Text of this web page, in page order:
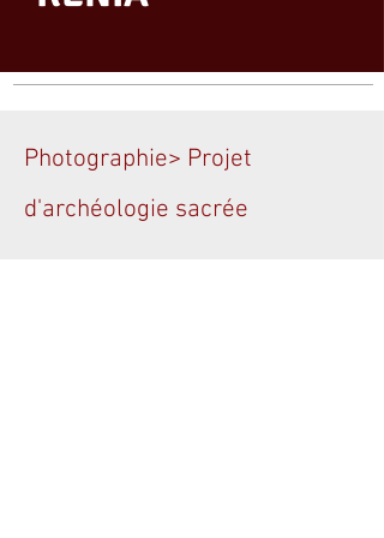
Photographie> Projet
d'archéologie sacrée